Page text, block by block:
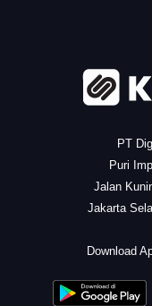
PT
Puri
Jalan
Jakarta
Download